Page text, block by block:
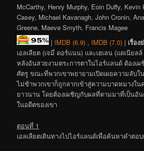
McCarthy, Henry Murphy, Eoin Duffy, Kevin
Casey, Michael Kavanagh, John Cronin,
Greene, Maeve Smyth, Francis Magee
| IMDB (6.9) , IMDB (7.0) | เรื่อง
เอลเลียต (เจมี่ ดอร์แนน) และเฮเลน (แดเนีย
หลังอันสวยงามตระการตาในไอร์แลนด์ ต้องเ
ศัตรู ขณะที่พวกเขาพยายามเปิดเผยความลับใ
ไม่ช้าพวกเขาก็ถูกลากเข้าสู่ความบาดหมางใ
ยาวนาน โดยต้องเผชิญกับผลที่ตามมาที่เป็นอัน
ในอดีตของเขา
ตอนที่ 1
เอลเลียตเดินทางไปไอร์แลนด์เพื่อค้นหาคำตอ